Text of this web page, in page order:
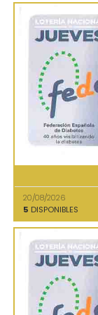
20/08/2026
5 DISPONIBLES